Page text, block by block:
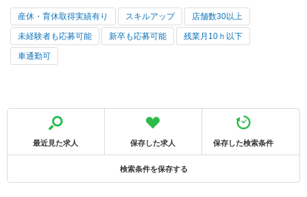
産休・育休取得実績有り スキルアップ 店舗数30以上
未経験者も応募可能 新卒も応募可能 残業月10ｈ以下
車通勤可
最近見た求人 保存した求人 保存した検索条件
検索条件を保存する